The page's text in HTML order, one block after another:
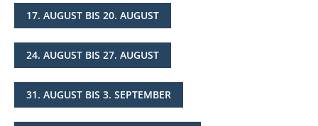
17. AUGUST BIS 20. AUGUST
24. AUGUST BIS 27. AUGUST
31. AUGUST BIS 3. SEPTEMBER